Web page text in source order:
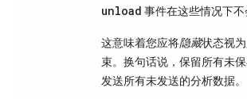
unload 事件在这些情况下不
这意味着您应将隐藏状态视
束。换句话说，保留所有未
发送所有未发送的分析数据。